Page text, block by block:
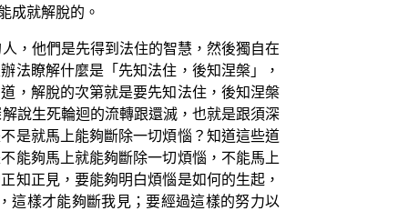
成就解脫的。
，他們是先得到法住的智慧，然後獨自在
法瞭解什麼是「先知法住，後知涅槃」，
，解脫的次第就是要先知法住，後知涅槃
說生死輪迴的流轉跟還滅，也就是跟須深
是就馬上能夠斷除一切煩惱？知道這些道
能夠馬上就能夠斷除一切煩惱，不能馬上
知正見，要能夠明白煩惱是如何的生起，
這樣才能夠斷我見；要經過這樣的努力以